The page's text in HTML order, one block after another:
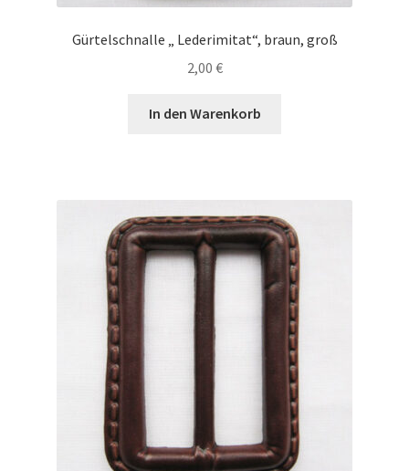
Gürtelschnalle „ Lederimitat“, braun, groß
2,00 €
In den Warenkorb